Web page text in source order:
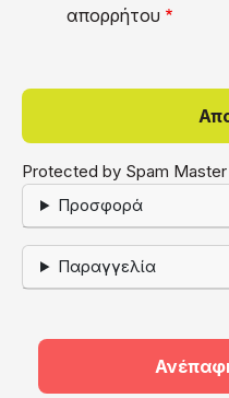
απορρήτου
Protected by Spam Master
Προσφορά
Παραγγελία